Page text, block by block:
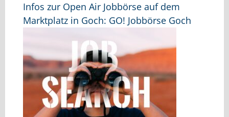
Infos zur Open Air Jobbörse auf dem
Marktplatz in Goch: GO! Jobbörse Goch